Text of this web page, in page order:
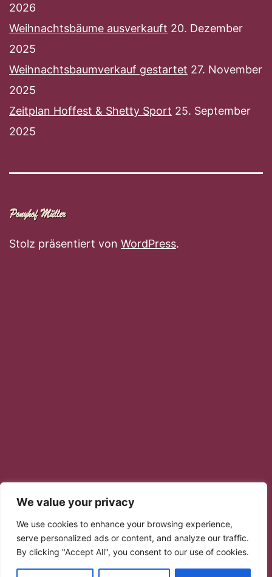
We value your privacy
We use cookies to enhance your browsing experience,
serve personalized ads or content, and analyze our traffic.
By clicking "Accept All", you consent to our use of cookies.
2026
Weihnachtsbäume ausverkauft 20. Dezember
2025
Weihnachtsbaumverkauf gestartet 27. November
2025
Zeitplan Hoffest & Shetty Sport 25. September
2025
Stolz präsentiert von WordPress.